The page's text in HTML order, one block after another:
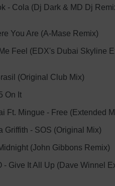
- Cola (Dj Dark & MD Dj
You Are (A-Mase Remix)
Feel (EDX's Dubai Skyline
(Original Club Mix)
On It
Ft. Mingue - Free (Extended
Griffith - SOS (Original Mix)
(John Gibbons Remix)
- Give It All Up (Dave Winnel